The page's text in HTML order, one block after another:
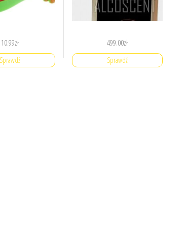
10.99zł
Sprawdź
499.00zł
Sprawdź